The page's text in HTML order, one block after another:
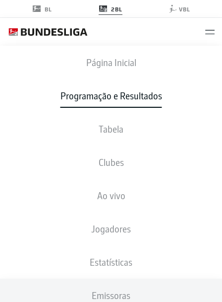
BL 2BL VBL
Página Inicial
Programação e Resultados
Tabela
Clubes
Ao vivo
Jogadores
Estatísticas
Emissoras
DSC OSN
ESCALAÇÕES
sex., 16.10.2026 - dom., 18.10.2026
Publicidade